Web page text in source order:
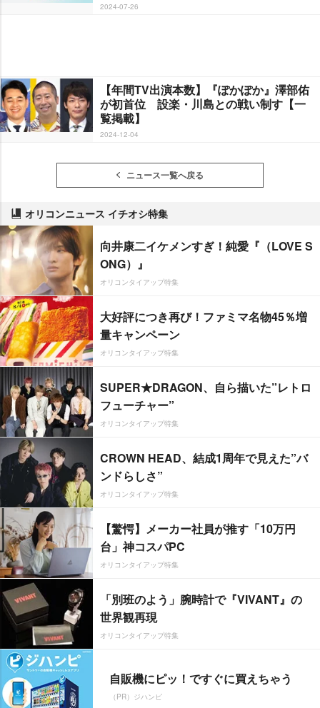
2024-07-26
【年間TV出演本数】『ぽかぽか』澤部佑
が初首位 設楽・川島との戦い制す【一
覧掲載】
2024-12-04
ニュース一覧へ戻る
オリコンニュース イチオシ特集
向井康二イケメンすぎ！純愛『（LOVE S
ONG）』
オリコンタイアップ特集
大好評につき再び！ファミマ名物45％増
量キャンペーン
オリコンタイアップ特集
SUPER★DRAGON、自ら描いた”レトロ
フューチャー”
オリコンタイアップ特集
CROWN HEAD、結成1周年で見えた”バ
ンドらしさ”
オリコンタイアップ特集
【驚愕】メーカー社員が推す「10万円
台」神コスパPC
オリコンタイアップ特集
「別班のよう」腕時計で『VIVANT』の
世界観再現
オリコンタイアップ特集
自販機にピッ！ですぐに買えちゃう
（PR）ジハンピ